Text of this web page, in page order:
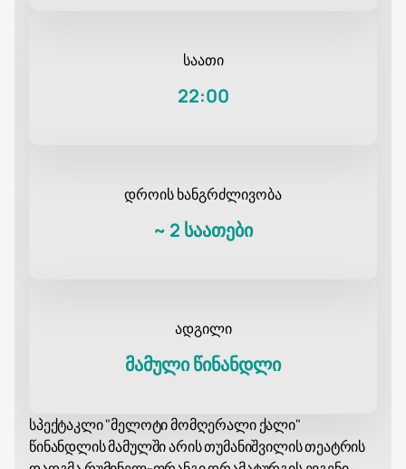
საათი
22:00
დროის ხანგრძლივობა
~ 2 საათები
ადგილი
მამული წინანდლი
სპექტაკლი "მელოტი მომღერალი ქალი"
წინანდლის მამულში არის თუმანიშვილის თეატრის